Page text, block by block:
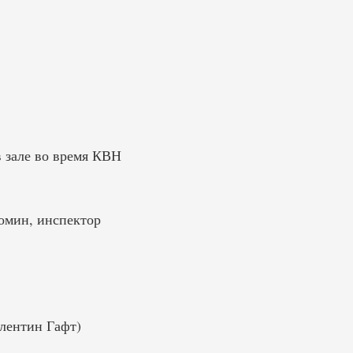
во время КВН
инспектор
Гафт)